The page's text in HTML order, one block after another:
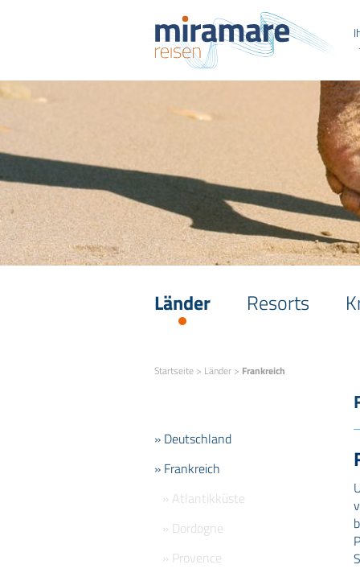
Länder Resorts
Startseite > Länder > Frankreich
» Deutschland
» Frankreich
» Atlantikküste
» Dordogne
» Provence